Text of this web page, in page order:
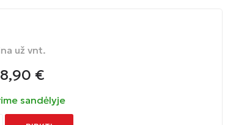
už vnt.
€
sandėlyje